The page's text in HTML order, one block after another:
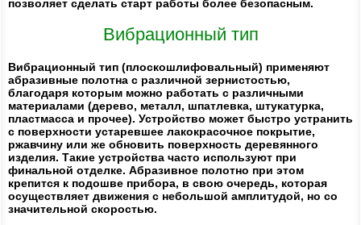
позволяет сделать старт работы более безопасным.
Вибрационный тип
Вибрационный тип (плоскошлифовальный) применяют
абразивные полотна с различной зернистостью,
благодаря которым можно работать с различными
материалами (дерево, металл, шпатлевка, штукатурка,
пластмасса и прочее). Устройство может быстро устранить
с поверхности устаревшее лакокрасочное покрытие,
ржавчину или же обновить поверхность деревянного
изделия. Такие устройства часто используют при
финальной отделке. Абразивное полотно при этом
крепится к подошве прибора, в свою очередь, которая
осуществляет движения с небольшой амплитудой, но со
значительной скоростью.